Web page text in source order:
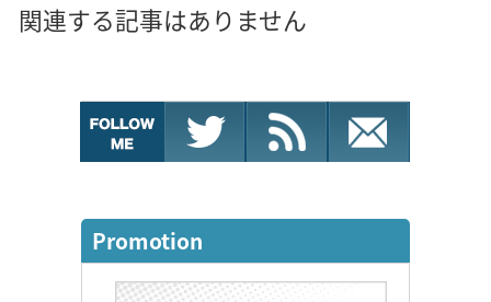
関連する記事はありません
Promotion